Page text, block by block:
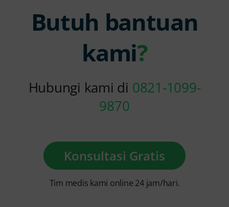
Butuh bantuan
kami?
Hubungi kami di 0821-1099-
9870
Konsultasi Gratis
Tim medis kami online 24 jam/hari.